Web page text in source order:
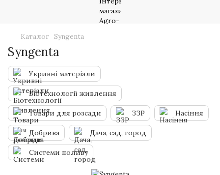
Каталог Syngenta
Syngenta
Укривні матеріали
Біотехнології живлення
Товари для розсади ЗЗР Насіння
Добрива Дача, сад, город
Системи поливу